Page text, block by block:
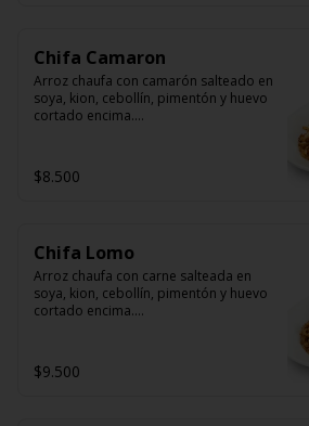
Chifa Camaron
Arroz chaufa con camarón salteado en
soya, kion, cebollín, pimentón y huevo
cortado encima.
soya, cebollín, tomate y cebolla
morada.
$8.500
Chifa Lomo
Arroz chaufa con carne salteada en
soya, kion, cebollín, pimentón y huevo
cortado encima.
cebollín, tomate y cebolla morada.
$9.500